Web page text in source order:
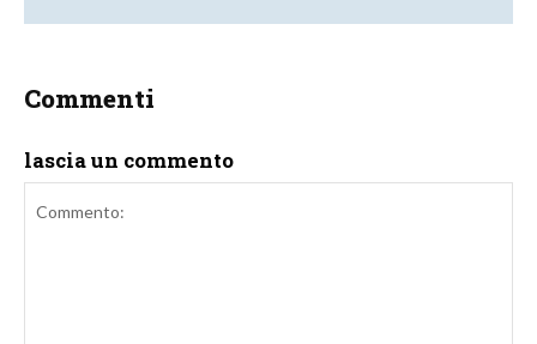
Commenti
lascia un commento